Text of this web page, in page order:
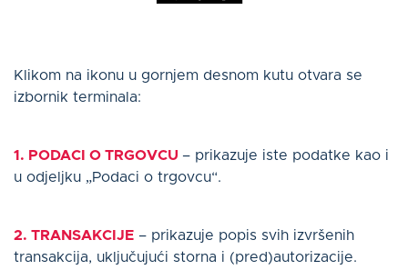
Klikom na ikonu u gornjem desnom kutu otvara se
izbornik terminala:
1. PODACI O TRGOVCU – prikazuje iste podatke kao i
u odjeljku „Podaci o trgovcu“.
2. TRANSAKCIJE – prikazuje popis svih izvršenih
transakcija, uključujući storna i (pred)autorizacije.